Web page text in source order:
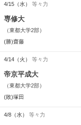
4/15（水） 等々力
専修大
（東都大学2部）
(勝)齋藤
4/14（火） 等々力
帝京平成大
（東都大学2部）
(敗)塚田
4/8（水） 等々力